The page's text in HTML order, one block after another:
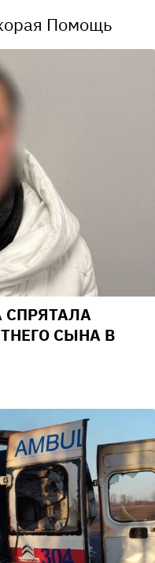
Помощь
СЫНА В